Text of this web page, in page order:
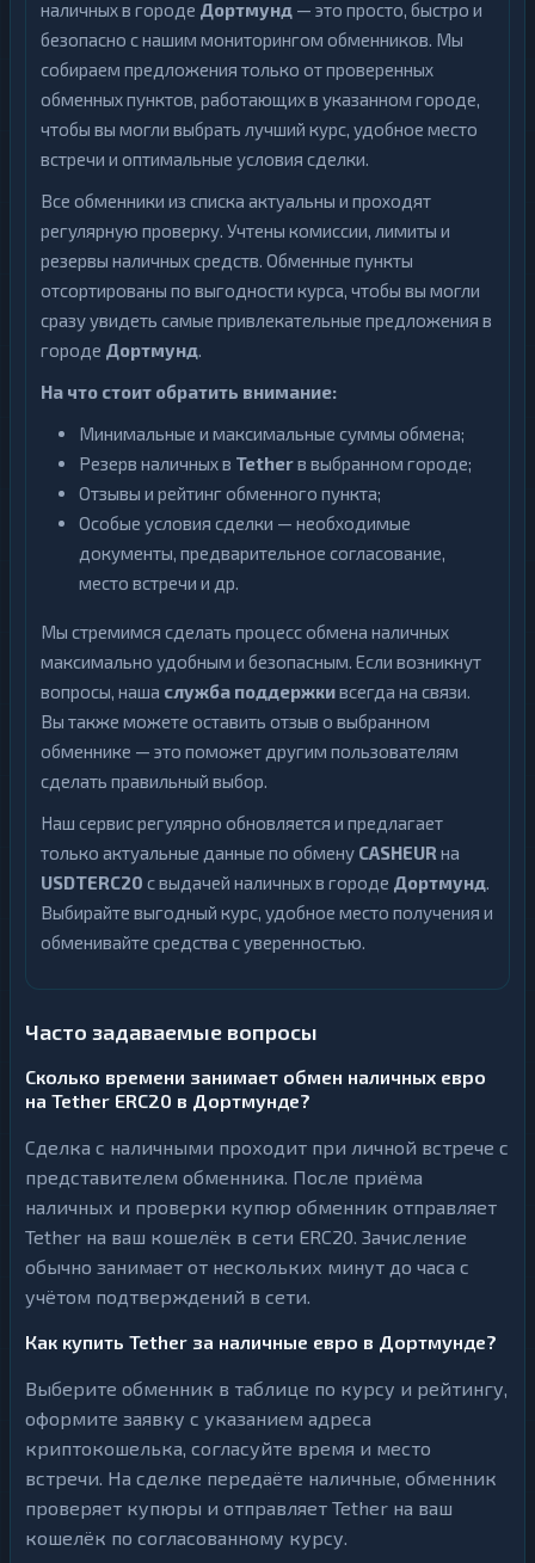
наличных в городе Дортмунд — это просто, быстро и
безопасно с нашим мониторингом обменников. Мы
собираем предложения только от проверенных
обменных пунктов, работающих в указанном городе,
чтобы вы могли выбрать лучший курс, удобное место
встречи и оптимальные условия сделки.
Все обменники из списка актуальны и проходят
регулярную проверку. Учтены комиссии, лимиты и
резервы наличных средств. Обменные пункты
отсортированы по выгодности курса, чтобы вы могли
сразу увидеть самые привлекательные предложения в
городе Дортмунд.
На что стоит обратить внимание:
Минимальные и максимальные суммы обмена;
Резерв наличных в Tetherв выбранном городе;
Отзывы и рейтинг обменного пункта;
Особые условия сделки — необходимые
документы, предварительное согласование,
место встречи и др.
Мы стремимся сделать процесс обмена наличных
максимально удобным и безопасным. Если возникнут
вопросы, наша служба поддержкивсегда на связи.
Вы также можете оставить отзыв о выбранном
обменнике — это поможет другим пользователям
сделать правильный выбор.
Наш сервис регулярно обновляется и предлагает
только актуальные данные по обмену CASHEUR на
USDTERC20 с выдачей наличных в городе Дортмунд.
Выбирайте выгодный курс, удобное место получения и
обменивайте средства с уверенностью.
Часто задаваемые вопросы
Сколько времени занимает обмен наличных евро
на Tether ERC20 в Дортмунде?
Сделка с наличными проходит при личной встрече с
представителем обменника. После приёма
наличных и проверки купюр обменник отправляет
Tether на ваш кошелёк в сети ERC20. Зачисление
обычно занимает от нескольких минут до часа с
учётом подтверждений в сети.
Как купить Tether за наличные евро в Дортмунде?
Выберите обменник в таблице по курсу и рейтингу,
оформите заявку с указанием адреса
криптокошелька, согласуйте время и место
встречи. На сделке передаёте наличные, обменник
проверяет купюры и отправляет Tether на ваш
кошелёк по согласованному курсу.